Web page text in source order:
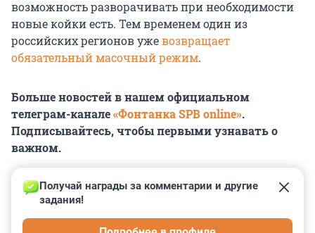
возможность разворачивать при необходимости
новые койки есть. Тем временем один из
российских регионов ужевозвращает
обязательный масочный режим.
Больше новостей в нашем официальном
телеграм-канале«Фонтанка SPB online».
Подписывайтесь, чтобы первыми узнавать о
важном.
Получай награды за комментарии и другие
задания!